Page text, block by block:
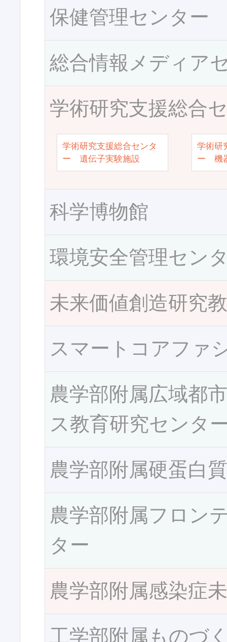
保健管理センター
総合情報メディア
学術研究支援総合
学術研究支援総合センタ
ー 遺伝子実験施設
学術研
ー 機
科学博物館
環境安全管理セン
未来価値創造研究
スマートコアファ
農学部附属広域都
ス教育研究センタ
農学部附属硬蛋白
農学部附属フロン
ター
農学部附属感染症
工学部附属ものづ